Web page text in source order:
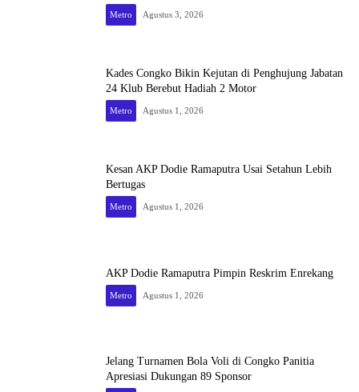
Metro Agustus 3, 2026
Kades Congko Bikin Kejutan di Penghujung Jabatan
24 Klub Berebut Hadiah 2 Motor
Metro Agustus 1, 2026
Kesan AKP Dodie Ramaputra Usai Setahun Lebih
Bertugas
Metro Agustus 1, 2026
AKP Dodie Ramaputra Pimpin Reskrim Enrekang
Metro Agustus 1, 2026
Jelang Turnamen Bola Voli di Congko Panitia
Apresiasi Dukungan 89 Sponsor